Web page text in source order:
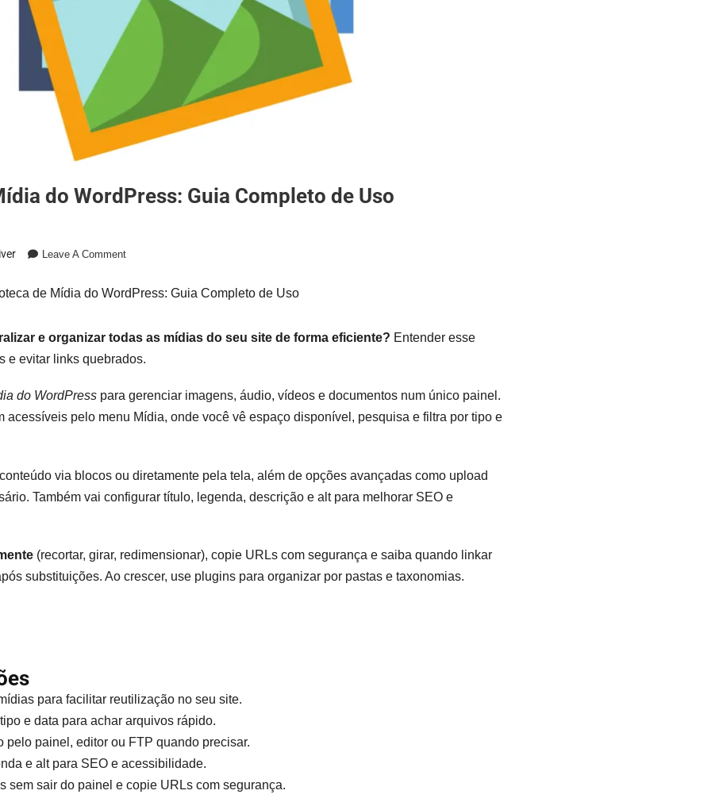
do WordPress: Guia Completo de Uso
Leave A Comment
de Mídia do WordPress: Guia Completo de Uso
e organizar todas as mídias do seu site de forma eficiente? Entender esse
e evitar links quebrados.
do WordPresspara gerenciar imagens, áudio, vídeos e documentos num único painel.
acessíveis pelo menu Mídia, onde você vê espaço disponível, pesquisa e filtra por tipo e
via blocos ou diretamente pela tela, além de opções avançadas como upload
Também vai configurar título, legenda, descrição e alt para melhorar SEO e
(recortar, girar, redimensionar), copie URLs com segurança e saiba quando linkar
substituições. Ao crescer, use plugins para organizar por pastas e taxonomias.
para facilitar reutilização no seu site.
e data para achar arquivos rápido.
pelo painel, editor ou FTP quando precisar.
e alt para SEO e acessibilidade.
sem sair do painel e copie URLs com segurança.